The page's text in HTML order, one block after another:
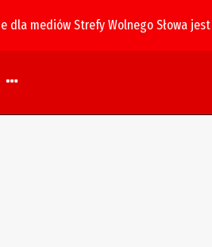
dla mediów Strefy Wolnego Słowa